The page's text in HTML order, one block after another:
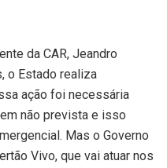
da CAR, Jeandro
o Estado realiza
ação foi necessária
não prevista e isso
Mas o Governo
Vivo, que vai atuar nos